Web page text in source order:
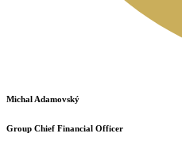
Michal Adamovský
Group Chief Financial Officer